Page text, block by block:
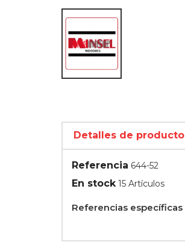
Detalles de producto
Referencia 644-52
En stock 15 Artículos
Referencias específicas